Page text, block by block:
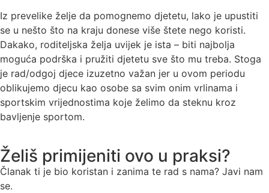
Iz prevelike želje da pomognemo djetetu, lako je upustiti
se u nešto što na kraju donese više štete nego koristi.
Dakako, roditeljska želja uvijek je ista – biti najbolja
moguća podrška i pružiti djetetu sve što mu treba. Stoga
je rad/odgoj djece izuzetno važan jer u ovom periodu
oblikujemo djecu kao osobe sa svim onim vrlinama i
sportskim vrijednostima koje želimo da steknu kroz
bavljenje sportom.
Želiš primijeniti ovo u praksi?
Članak ti je bio koristan i zanima te rad s nama? Javi nam
se.